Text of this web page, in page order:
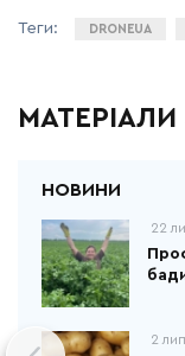
DRONEUA
22
2